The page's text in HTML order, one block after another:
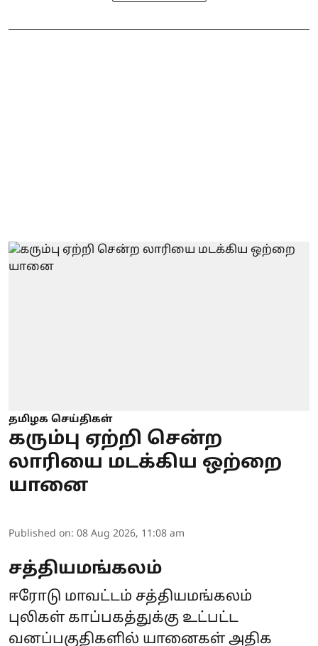
தமிழக செய்திகள்
கரும்பு ஏற்றி சென்ற
லாரியை மடக்கிய ஒற்றை
யானை
Published on: 08 Aug 2026, 11:08 am
சத்தியமங்கலம்
ஈரோடு மாவட்டம் சத்தியமங்கலம்
புலிகள் காப்பகத்துக்கு உட்பட்ட
வனப்பகுதிகளில் யானைகள் அதிக